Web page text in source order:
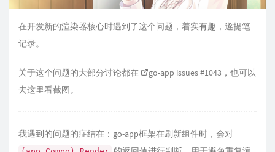
在开发新的渲染器核心时遇到了这个问题，着实有趣，遂提笔
记录。
关于这个问题的大部分讨论都在 go-app issues #1043 ，也可以
去这里看截图。
我遇到的问题的症结在：go-app框架在刷新组件时，会对